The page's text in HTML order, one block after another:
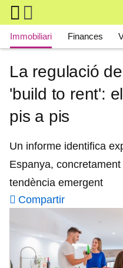
Skip to main content
Main navigation
Immobiliari Finances
La regulació
'build to rent':
pis a pis
Un informe identifica
Espanya,
tendència emergent
Compartir